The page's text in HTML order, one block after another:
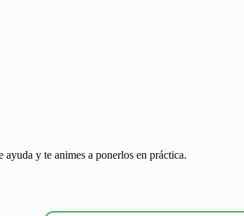
ayuda y te animes a ponerlos en práctica.